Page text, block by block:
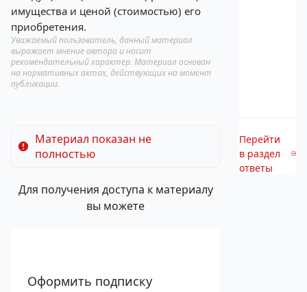
имущества и ценой (стоимостью) его
приобретения.
Уважаемый пользователь, данный материал
выражает мнение автора и носит
рекомендательный характер. Материал основан
на нормативных актах, действующих на момент
публикации.
Материал показан не
полностью
Для получения доступа к материалу
вы можете
Оформить подписку
Перейти
в раздел
ответы